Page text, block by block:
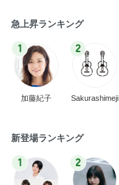
急上昇ランキング
1
加藤紀子
2
Sakurashimeji
新登場ランキング
1 2